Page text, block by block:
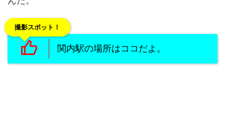
撮影スポット！
関内駅の場所はココだよ。